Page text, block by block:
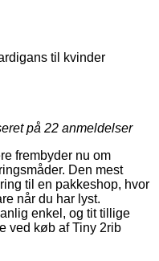
til kvinder
på 22 anmeldelser
frembyder nu om
Den mest
til en pakkeshop, hvor
når du har lyst.
enkel, og tit tillige
ved køb af Tiny 2rib